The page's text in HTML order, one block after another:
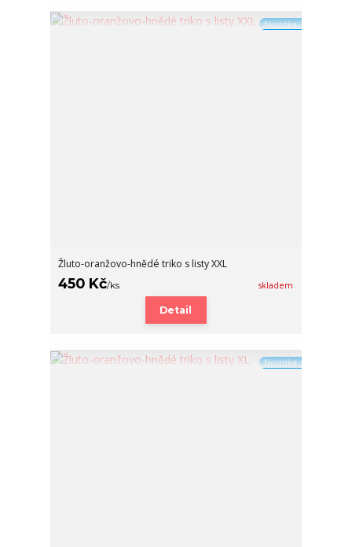
Novinka
Žluto-oranžovo-hnědé triko s listy XXL
450 Kč/ks skladem
Detail
Novinka